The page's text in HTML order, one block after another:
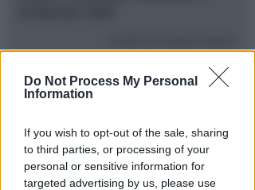
Do Not Process My Personal
Information
If you wish to opt-out of the sale, sharing
to third parties, or processing of your
personal or sensitive information for
targeted advertising by us, please use